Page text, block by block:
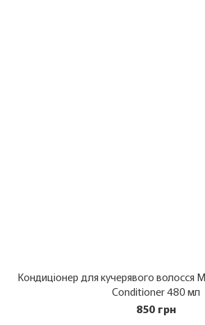
Кондиціонер для кучерявого волосся
Conditioner 480 мл
850 грн